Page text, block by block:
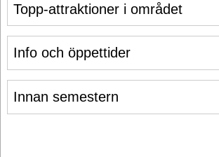
Info och öppettider
Innan semestern
Topp-attraktioner i området